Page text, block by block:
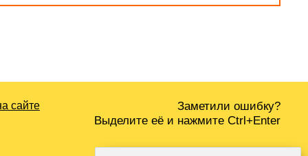
Заметили ошибку?
Выделите её и нажмите Ctrl+Enter
сайте